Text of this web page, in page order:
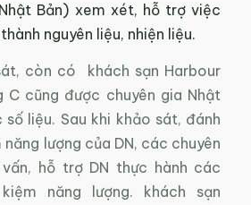
Bản) xem xét, hỗ trợ việc
nguyên liệu, nhiện liệu.
còn có khách sạn Harbour
C cũng được chuyên gia Nhật
liệu. Sau khi khảo sát, đánh
lượng của DN, các chuyên
hỗ trợ DN thực hành các
năng lượng. khách sạn